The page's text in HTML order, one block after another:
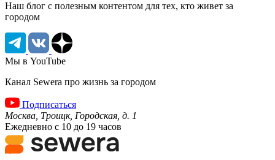
Наш блог c полезным контентом для тех, кто живет за
городом
Мы в YouTube
Канал Sewera про жизнь за городом
Подписаться
Москва, Троицк, Городская, д. 1
Ежедневно с 10 до 19 часов